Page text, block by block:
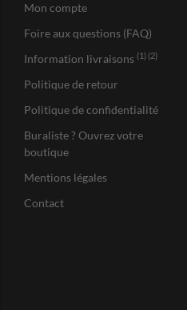
Mon compte
Foire aux questions (FAQ)
Information livraisons (1) (2)
Politique de retour
Politique de confidentialité
Buraliste ? Ouvrez votre
boutique
Mentions légales
Contact